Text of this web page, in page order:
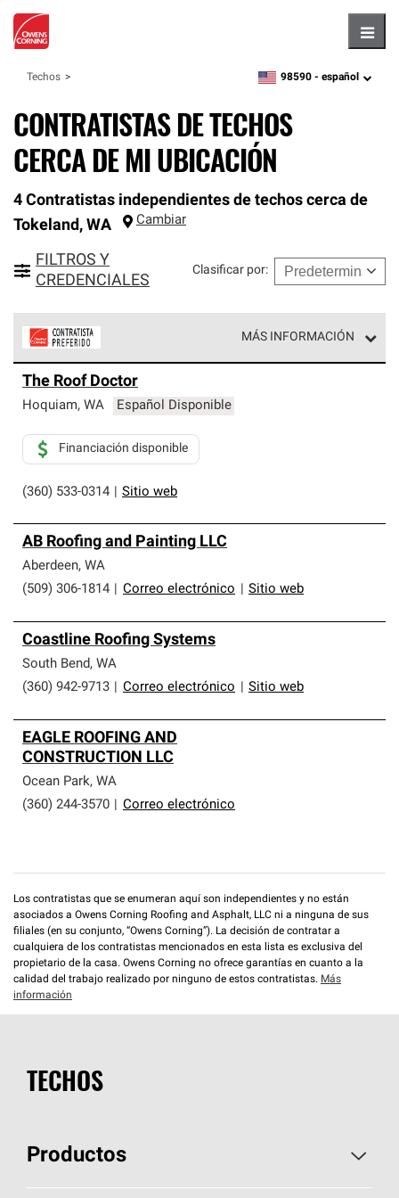
Techos zipcode,language
98590 - español
CONTRATISTAS DE TECHOS
CERCA DE MI UBICACIÓN
4 Contratistas independientes de techos cerca de
Tokeland, WA Cambiar
FILTROS Y
CREDENCIALES
Clasificar por:
MÁS INFORMACIÓN
parte de una red exclusiva de profesionales de techos
que cumplen con altos estándares y requisitos estrictos
The Roof Doctor
Hoquiam, WA Español Disponible
(360) 533-0314 Sitio web
Financiación disponible
AB Roofing and Painting LLC
Aberdeen, WA
(509) 306-1814
Correo electrónico Sitio web
Coastline Roofing Systems
South Bend, WA
(360) 942-9713
Correo electrónico Sitio web
EAGLE ROOFING AND
CONSTRUCTION LLC
Ocean Park, WA
(360) 244-3570
Correo electrónico
Los contratistas que se enumeran aquí son independientes y no están
asociados a Owens Corning Roofing and Asphalt, LLC ni a ninguna de sus
filiales (en su conjunto, “Owens Corning”). La decisión de contratar a
cualquiera de los contratistas mencionados en esta lista es exclusiva del
propietario de la casa. Owens Corning no ofrece garantías en cuanto a la
calidad del trabajo realizado por ninguno de estos contratistas. Más
información
TECHOS
Productos